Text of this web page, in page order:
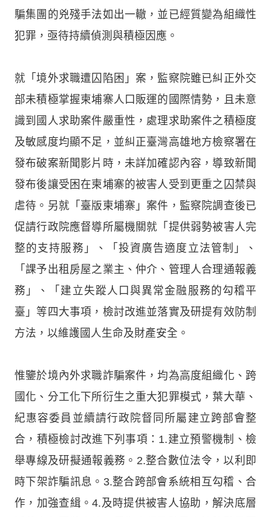
騙集團的兇殘手法如出一轍，並已經質變為組織性
犯罪，亟待持續偵測與積極因應。
就「境外求職遭囚陷困」案，監察院雖已糾正外交
部未積極掌握柬埔寨人口販運的國際情勢，且未意
識到國人求助案件嚴重性，處理求助案件之積極度
及敏感度均顯不足，並糾正臺灣高雄地方檢察署在
發布破案新聞影片時，未詳加確認內容，導致新聞
發布後讓受困在柬埔寨的被害人受到更重之囚禁與
虐待。另就「臺版柬埔寨」案件，監察院調查後已
促請行政院應督導所屬機關就「提供弱勢被害人完
整的支持服務」、「投資廣告適度立法管制」、
「課予出租房屋之業主、仲介、管理人合理通報義
務」、「建立失蹤人口與異常金融服務的勾稽平
臺」等四大事項，檢討改進並落實及研提有效防制
方法，以維護國人生命及財產安全。
惟鑒於境內外求職詐騙案件，均為高度組織化、跨
國化、分工化下所衍生之重大犯罪模式，葉大華、
紀惠容委員並續請行政院督同所屬建立跨部會整
合，積極檢討改進下列事項：1.建立預警機制、檢
舉專線及研擬通報義務。2.整合數位法令，以利即
時下架詐騙訊息。3.整合跨部會系統相互勾稽、合
作，加強查緝。4.及時提供被害人協助，解決底層